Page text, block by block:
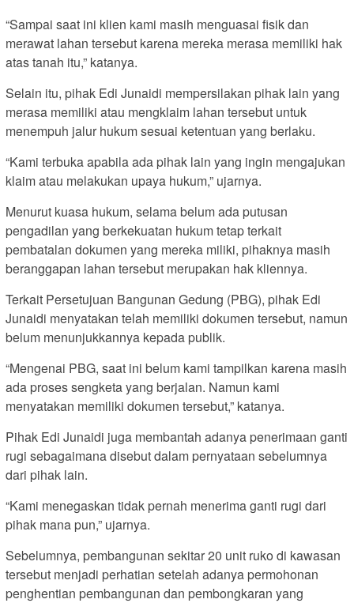
“Sampai saat ini klien kami masih menguasai fisik dan
merawat lahan tersebut karena mereka merasa memiliki hak
atas tanah itu,” katanya.
Selain itu, pihak Edi Junaidi mempersilakan pihak lain yang
merasa memiliki atau mengklaim lahan tersebut untuk
menempuh jalur hukum sesuai ketentuan yang berlaku.
“Kami terbuka apabila ada pihak lain yang ingin mengajukan
klaim atau melakukan upaya hukum,” ujarnya.
Menurut kuasa hukum, selama belum ada putusan
pengadilan yang berkekuatan hukum tetap terkait
pembatalan dokumen yang mereka miliki, pihaknya masih
beranggapan lahan tersebut merupakan hak kliennya.
Terkait Persetujuan Bangunan Gedung (PBG), pihak Edi
Junaidi menyatakan telah memiliki dokumen tersebut, namun
belum menunjukkannya kepada publik.
“Mengenai PBG, saat ini belum kami tampilkan karena masih
ada proses sengketa yang berjalan. Namun kami
menyatakan memiliki dokumen tersebut,” katanya.
Pihak Edi Junaidi juga membantah adanya penerimaan ganti
rugi sebagaimana disebut dalam pernyataan sebelumnya
dari pihak lain.
“Kami menegaskan tidak pernah menerima ganti rugi dari
pihak mana pun,” ujarnya.
Sebelumnya, pembangunan sekitar 20 unit ruko di kawasan
tersebut menjadi perhatian setelah adanya permohonan
penghentian pembangunan dan pembongkaran yang